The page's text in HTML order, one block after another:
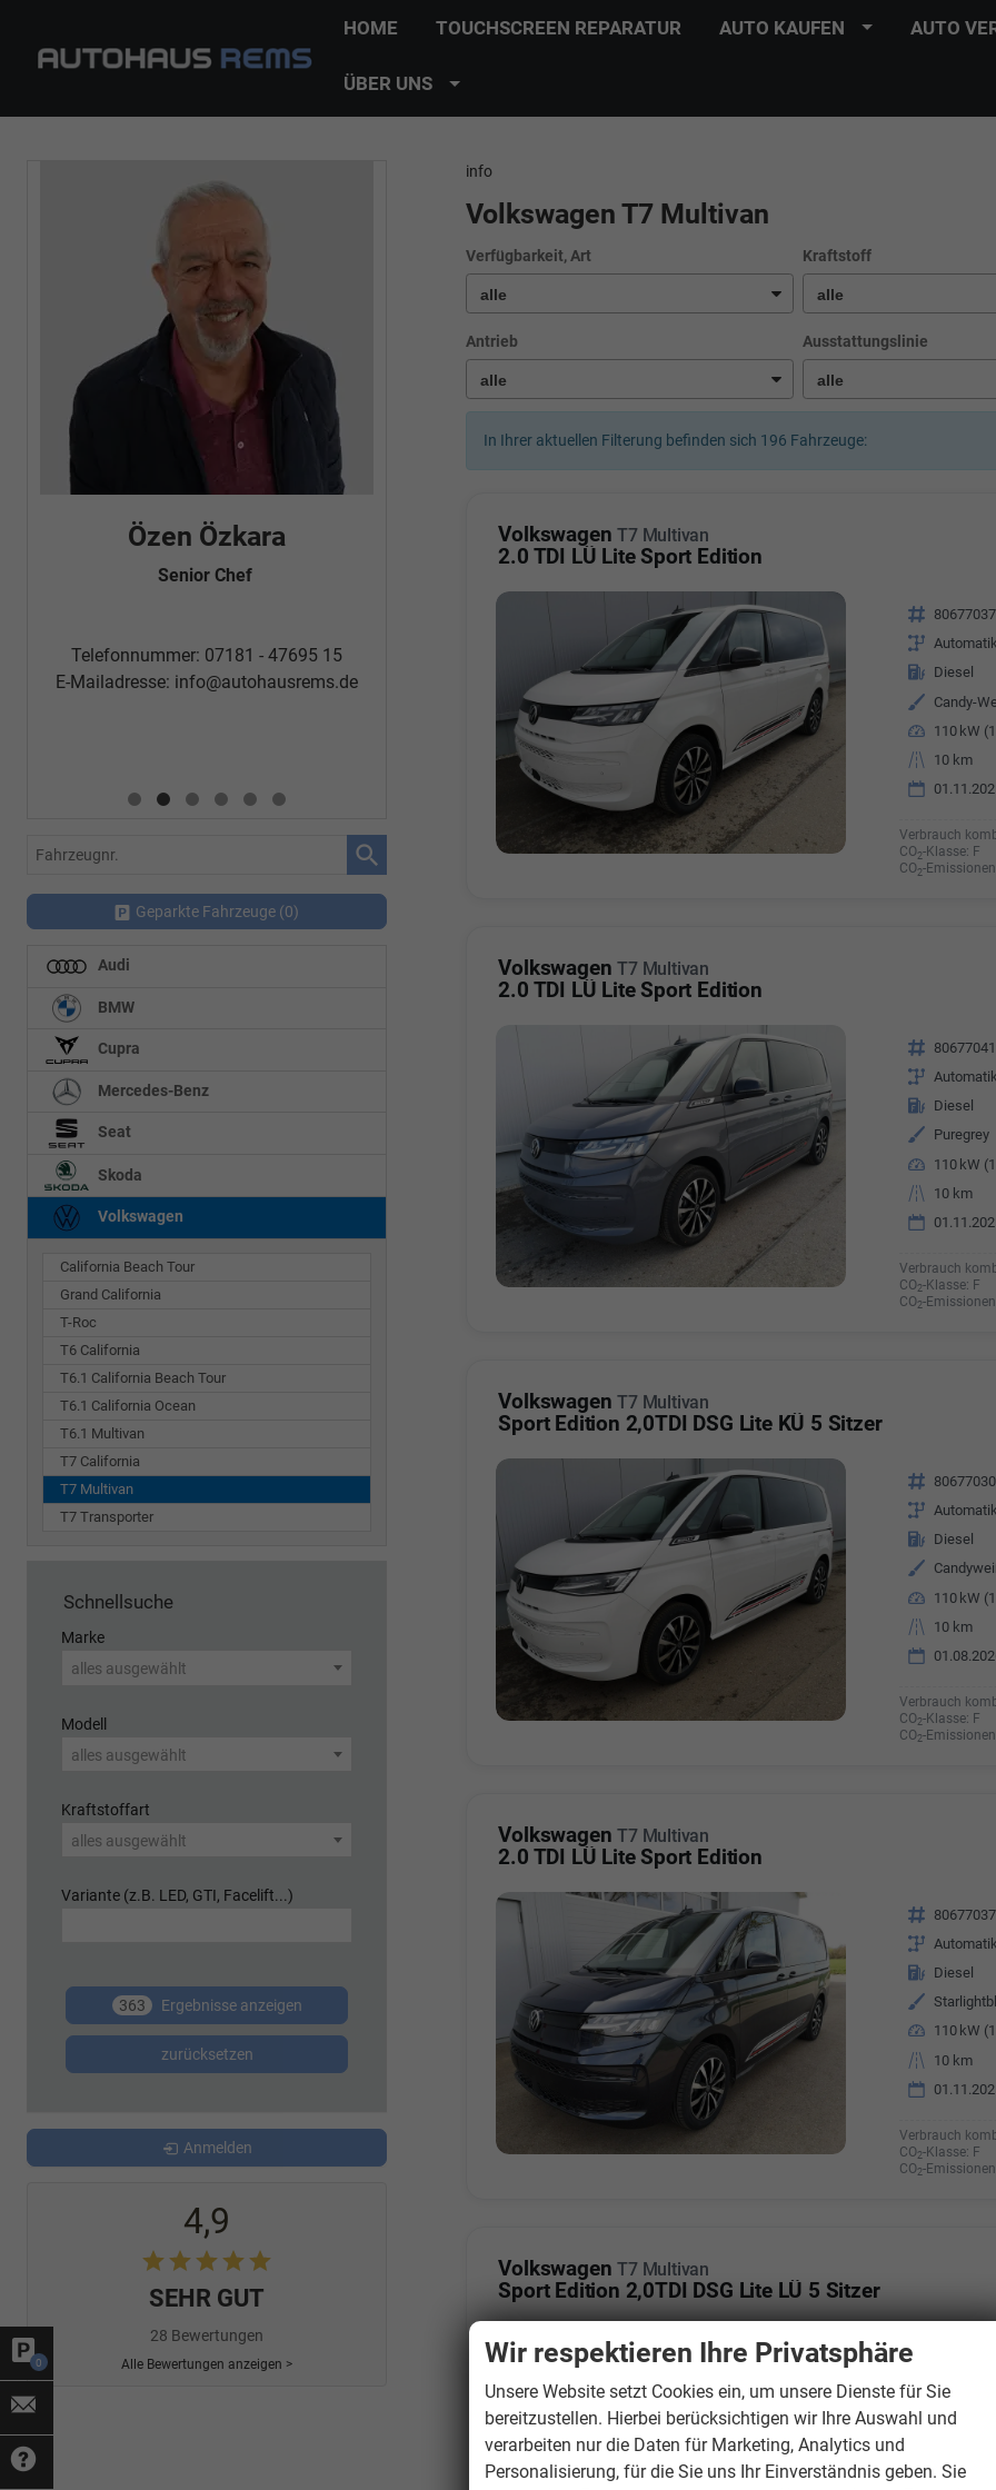
0
HOME TOUCHSCREEN REPARATUR AUTO KAUFEN AUTO
ÜBER UNS
info
Volkswagen T7 Multivan
Verfügbarkeit, Art Kraftstoff
Antrieb Ausstattungslinie
In Ihrer aktuellen Filterung befinden sich 196 Fahrzeuge:
Volkswagen T7 Multivan
2.0 TDI LÜ Lite Sport Edition
Fahrzeugnr.
Getriebe Automatik
Kraftstoff Diesel
Außenfarbe Candy-
Leistung 110 kW
Kilometerstand
10 km
Verbrauch
CO2-Klasse: F
CO2-
Volkswagen T7 Multivan
2.0 TDI LÜ Lite Sport Edition
Fahrzeugnr.
Getriebe Automatik
Kraftstoff Diesel
Außenfarbe
Puregrey
Leistung 110 kW
Kilometerstand
10 km
Verbrauch
CO2-Klasse: F
CO2-
Volkswagen T7 Multivan
Sport Edition 2,0TDI DSG Lite KÜ 5 Sitzer
Fahrzeugnr.
Getriebe Automatik
Kraftstoff Diesel
Außenfarbe
Leistung 110 kW
Kilometerstand
10 km
Verbrauch
CO2-Klasse: F
CO2-
Volkswagen T7 Multivan
2.0 TDI LÜ Lite Sport Edition
Fahrzeugnr.
Getriebe Automatik
Kraftstoff Diesel
Außenfarbe
Leistung 110 kW
Kilometerstand
10 km
Verbrauch
CO2-Klasse: F
CO2-
Volkswagen T7 Multivan
Sport Edition 2,0TDI DSG Lite LÜ 5 Sitzer
Leistung
110 kW
Özen Özkara
Senior Chef
Telefonnummer: 07181 - 47695 15
E-Mailadresse: info@autohausrems.de
Fatma Özyürek Oguz
Verkauf/Einkauf
Telefonnummer: 07181 - 47695 15
info@autohausrems.de
Telefonnummer: 07181 -
E-Mailadresse:
Fahrzeugnr.
Geparkte Fahrzeuge (0)
Audi
BMW
Cupra
Mercedes-Benz
Seat
Skoda
Volkswagen
California Beach Tour
Grand California
T-Roc
T6 California
T6.1 California Beach Tour
T6.1 California Ocean
T6.1 Multivan
T7 California
T7 Multivan
T7 Transporter
Schnellsuche
Marke
alles ausgewählt
Modell
alles ausgewählt
Kraftstoffart
alles ausgewählt
Variante (z.B. LED, GTI, Facelift...)
363 Ergebnisse anzeigen
zurücksetzen
Anmelden
4,9
SEHR GUT
28 Bewertungen
Alle Bewertungen anzeigen > Wir respektieren Ihre Privatsphäre
Unsere Website setzt Cookies ein, um unsere Dienste für Sie
bereitzustellen. Hierbei berücksichtigen wir Ihre Auswahl und
verarbeiten nur die Daten für Marketing, Analytics und
Personalisierung, für die Sie uns Ihr Einverständnis geben. Sie